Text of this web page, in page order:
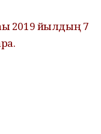
2019 йылдың 7